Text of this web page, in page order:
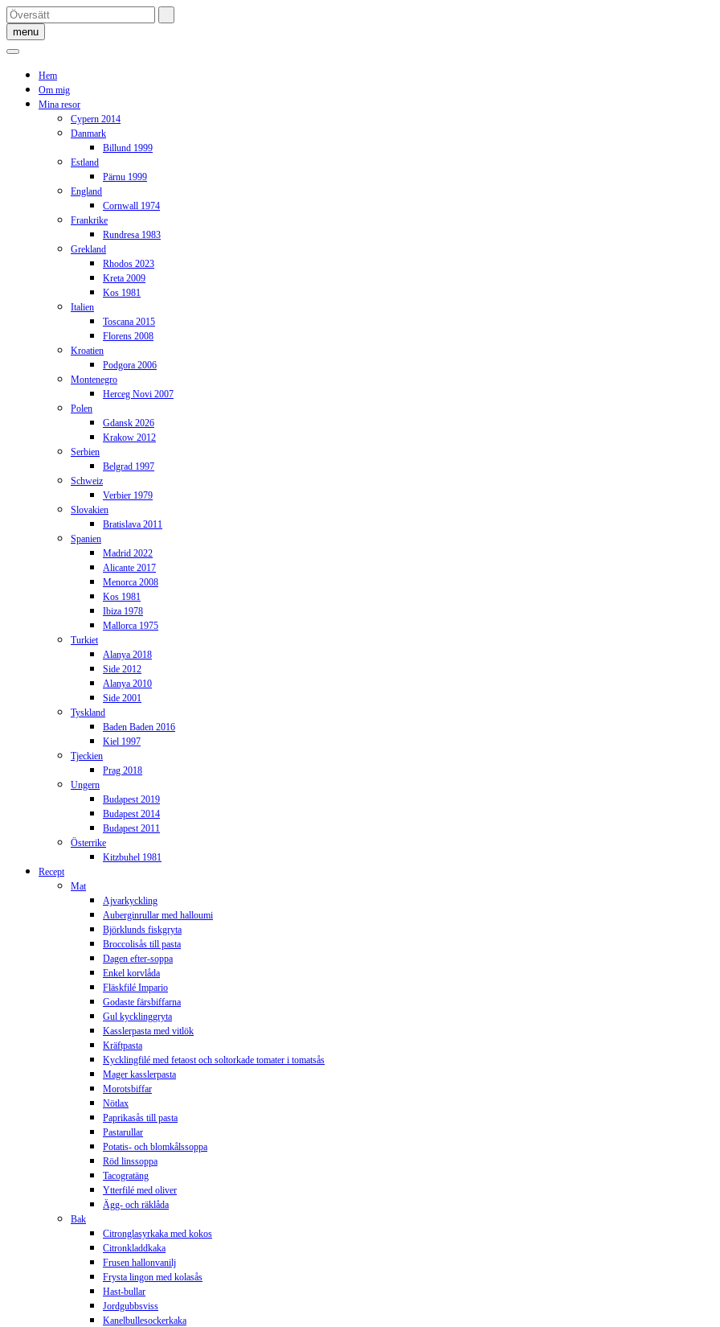
Skip
to
content
menu
Hem
Om mig
Mina resor
Cypern 2014
Danmark
Billund 1999
Estland
Pärnu 1999
England
Cornwall 1974
Frankrike
Rundresa 1983
Grekland
Rhodos 2023
Kreta 2009
Kos 1981
Italien
Toscana 2015
Florens 2008
Kroatien
Podgora 2006
Montenegro
Herceg Novi 2007
Polen
Gdansk 2026
Krakow 2012
Serbien
Belgrad 1997
Schweiz
Verbier 1979
Slovakien
Bratislava 2011
Spanien
Madrid 2022
Alicante 2017
Menorca 2008
Kos 1981
Ibiza 1978
Mallorca 1975
Turkiet
Alanya 2018
Side 2012
Alanya 2010
Side 2001
Tyskland
Baden Baden 2016
Kiel 1997
Tjeckien
Prag 2018
Ungern
Budapest 2019
Budapest 2014
Budapest 2011
Österrike
Kitzbuhel 1981
Recept
Mat
Ajvarkyckling
Auberginrullar med halloumi
Björklunds fiskgryta
Broccolisås till pasta
Dagen efter-soppa
Enkel korvlåda
Fläskfilé Impario
Godaste färsbiffarna
Gul kycklinggryta
Kasslerpasta med vitlök
Kräftpasta
Kycklingfilé med fetaost och soltorkade tomater i tomatsås
Mager kasslerpasta
Morotsbiffar
Nötlax
Paprikasås till pasta
Pastarullar
Potatis- och blomkålssoppa
Röd linssoppa
Tacogratäng
Ytterfilé med oliver
Ägg- och räklåda
Bak
Citronglasyrkaka med kokos
Citronkladdkaka
Frusen hallonvanilj
Frysta lingon med kolasås
Hast-bullar
Jordgubbsviss
Kanelbullesockerkaka